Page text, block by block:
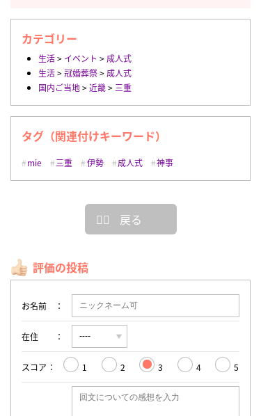
カテゴリー
生活> イベント > 成人式
生活>冠婚葬祭> 成人式
国内ご当地>近畿> 三重
タグ（関連付けキーワード）
mie 三重 伊勢 成人式 神事
戻る
評価の投稿
お名前
在住
スコア 1 2 3 4 5